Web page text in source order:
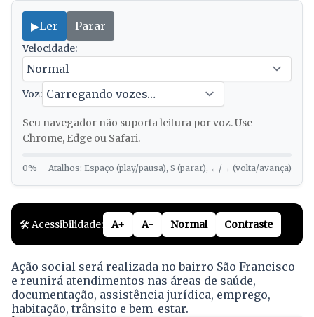
▶Ler Parar
Velocidade:
Voz:
Seu navegador não suporta leitura por voz. Use
Chrome, Edge ou Safari.
0% Atalhos: Espaço (play/pausa), S (parar), ←/→ (volta/avança)
🛠️ Acessibilidade: A+ A- Normal Contraste
Ação social será realizada no bairro São Francisco
e reunirá atendimentos nas áreas de saúde,
documentação, assistência jurídica, emprego,
habitação, trânsito e bem-estar.